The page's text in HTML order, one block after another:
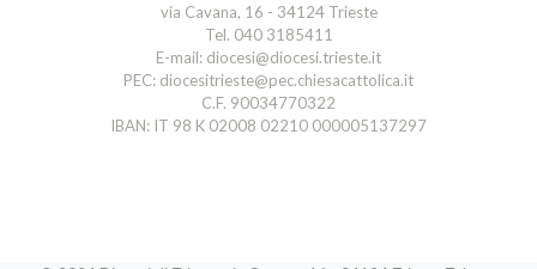
via Cavana, 16 - 34124 Trieste
Tel. 040 3185411
E-mail: diocesi@diocesi.trieste.it
PEC: diocesitrieste@pec.chiesacattolica.it
C.F. 90034770322
IBAN: IT 98 K 02008 02210 000005137297